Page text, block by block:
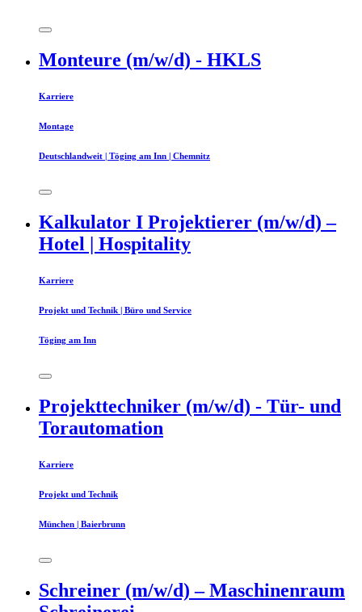
Monteure (m/w/d) - HKLS
Karriere
Montage
Deutschlandweit | Töging am Inn | Chemnitz
Kalkulator I Projektierer (m/w/d) –
Hotel | Hospitality
Karriere
Projekt und Technik | Büro und Service
Töging am Inn
Projekttechniker (m/w/d) - Tür- und
Torautomation
Karriere
Projekt und Technik
München | Baierbrunn
Schreiner (m/w/d) – Maschinenraum